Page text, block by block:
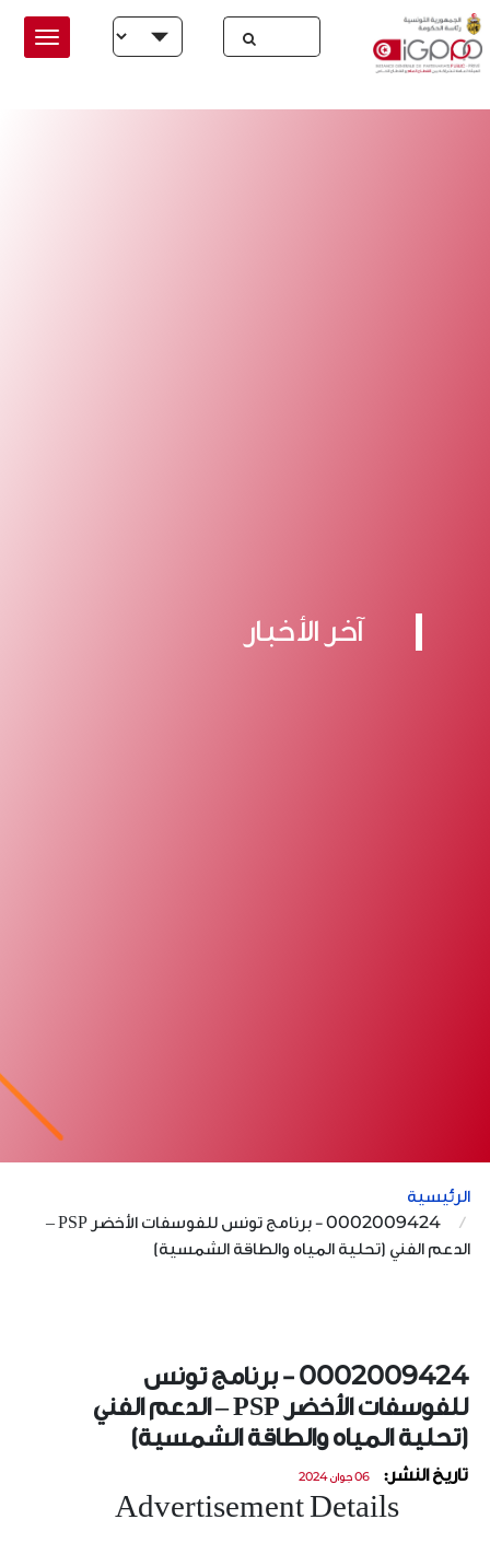
Skip to main content
Select your language
آخر الأخبار
الرئيسية
0002009424 - برنامج تونس للفوسفات الأخضر PSP –
الدعم الفني (تحلية المياه والطاقة الشمسية)
0002009424 - برنامج تونس
للفوسفات الأخضر PSP – الدعم الفني
(تحلية المياه والطاقة الشمسية)
تاريخ النشر: 06 جوان 2024
Advertisement Details